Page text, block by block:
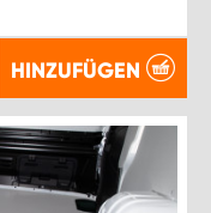
HINZUFÜGEN